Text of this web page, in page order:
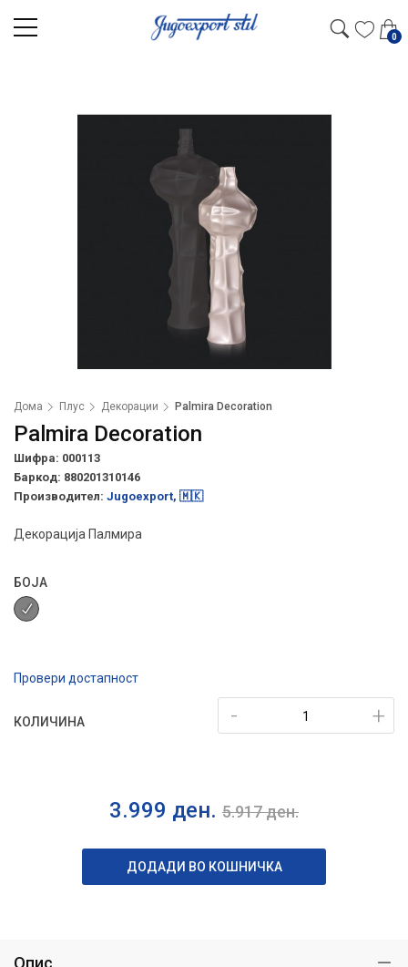
0
Дома Плус Декорации Palmira Decoration
Palmira Decoration
Шифра: 000113
Баркод: 880201310146
Производител: Jugoexport, 🇲🇰
Декорација Палмира
БОЈА
Провери достапност
КОЛИЧИНА +
-
3.999 ден. 5.917ден.
ДОДАДИ ВО КОШНИЧКА
Опис